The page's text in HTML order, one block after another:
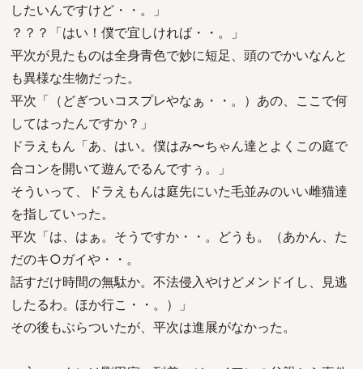
したいんですけど・・。」
？？？「はい！僕で宜しければ・・。」
平次が見たものは全身青色で妙に短足、頭のでかいなんと
も異様な生物だった。
平次「（どぎついコスプレやなぁ・・。）あの、ここで何
してはったんですか？」
ドラえもん「あ、はい。僕はみ〜ちゃん達とよくこの庭で
合コンを開いて遊んでるんですぅ。」
そういって、ドラえもんは庭先にいた毛並みのいい雌猫達
を指していった。
平次「は、はぁ。そうですか・・。どうも。（あかん、た
だのキ○ガイや・・。
話すだけ時間の無駄か。不法侵入やけどメンドイし、見逃
したるわ。ほか行こ・・。）」
その後もぶらついたが、平次は進展がなかった。